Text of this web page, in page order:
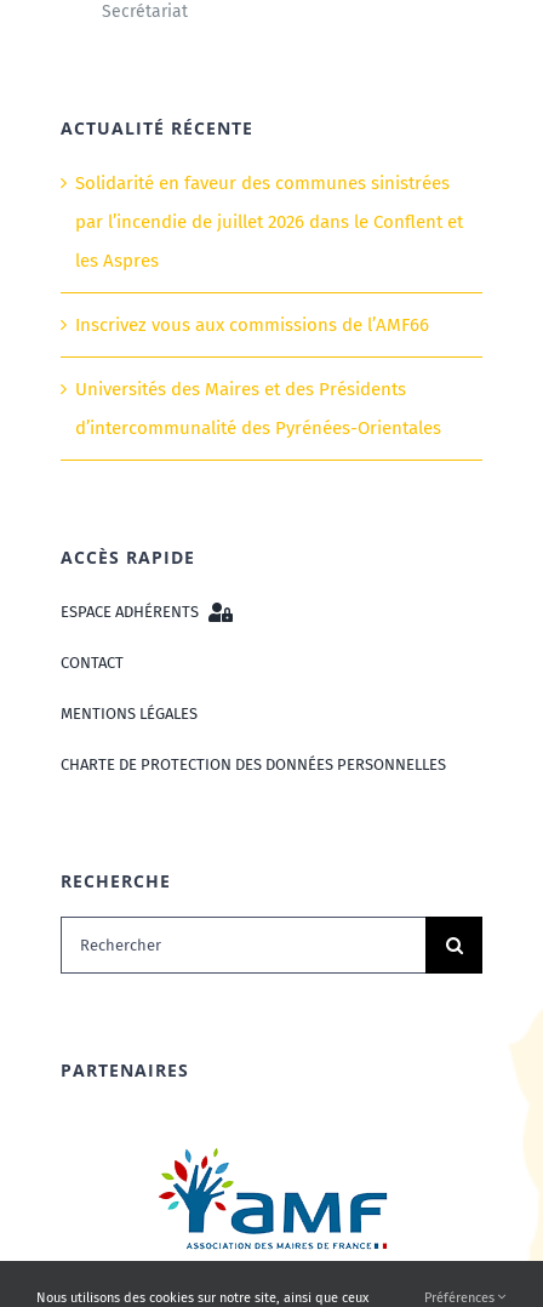
Secrétariat
ACTUALITÉ RÉCENTE
Solidarité en faveur des communes sinistrées
par l’incendie de juillet 2026 dans le Conflent et
les Aspres
Inscrivez vous aux commissions de l’AMF66
Universités des Maires et des Présidents
d’intercommunalité des Pyrénées-Orientales
ACCÈS RAPIDE
ESPACE ADHÉRENTS
CONTACT
MENTIONS LÉGALES
CHARTE DE PROTECTION DES DONNÉES PERSONNELLES
RECHERCHE
Rechercher:
PARTENAIRES
Nous utilisons des cookies sur notre site, ainsi que ceux Préférences